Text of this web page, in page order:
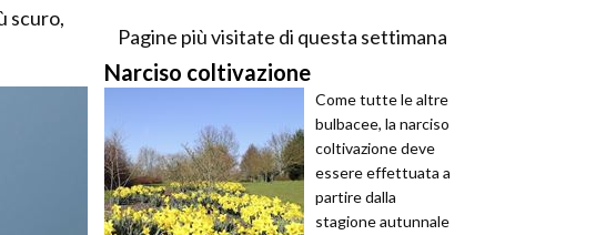
scuro,
Pagine più visitate di questa settimana
Narciso coltivazione
Come tutte le altre
bulbacee, la narciso
coltivazione deve
essere effettuata a
partire dalla
stagione autunnale